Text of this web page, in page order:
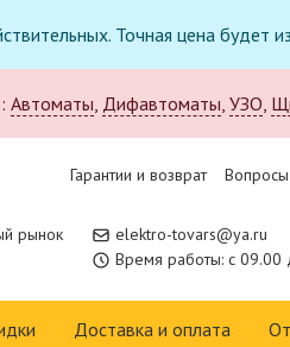
Точная цена
Автоматы, Дифавтоматы, УЗО,
Гарантии и возврат
рынок
elektro-tovars@ya.ru
Время работы: с 09.00
Доставка и оплата